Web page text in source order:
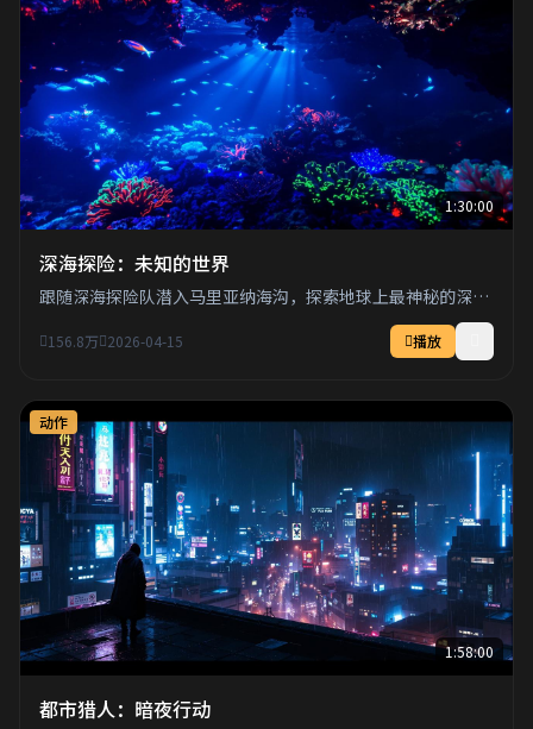
1:30:00
深海探险：未知的世界
跟随深海探险队潜入马里亚纳海沟，探索地球上最神秘的深海
156.8万 2026-04-15 播放
1:58:00
动作
都市猎人：暗夜行动